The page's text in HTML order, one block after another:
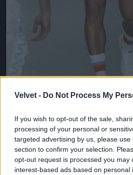
Velvet - Do Not Process My
If you wish to opt-out of the sale,
processing of your personal or
targeted advertising by us, please
section to confirm your selection.
opt-out request is processed you may
interest-based ads based on personal
Ez lesz a menő a következő
londoni divathét szerint
Fotó: Victor VIRGILE / Europress /